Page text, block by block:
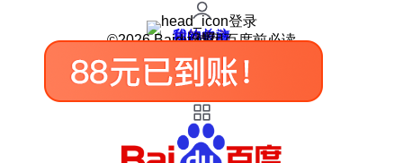
登录
我的关注
我的收藏
皮肤中心
用户反馈
设置
©2026 Baidu 使用百度前必读